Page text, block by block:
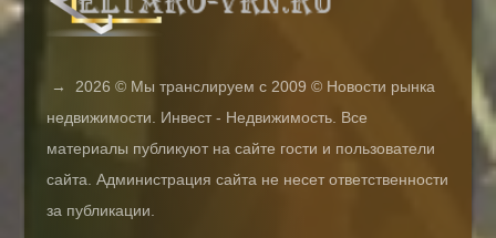
→ 2026 © Мы транслируем с 2009 © Новости рынка
недвижимости. Инвест - Недвижимость. Все
материалы публикуют на сайте гости и пользователи
сайта. Администрация сайта не несет ответственности
за публикации.